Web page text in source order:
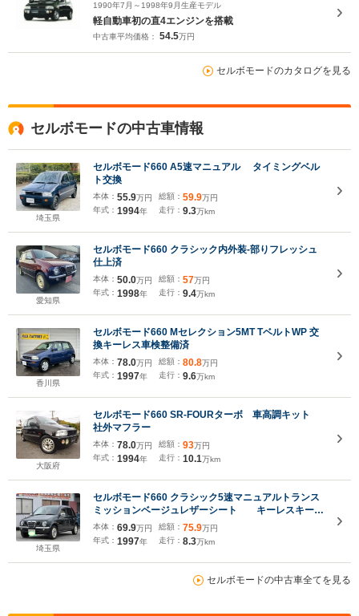
1990年7月～1998年9月生産モデル
軽自動車初の直4エンジンを搭載
中古車平均価格： 54.5万円
セルボモードのカタログを見る
セルボモードの中古車情報
埼玉県
セルボモード660 A5速マニュアル タイミングベル
ト交換
本体： 55.9万円
年式： 1994年
総額： 59.9万円
走行： 9.3万km
愛知県
セルボモード660 クラシック内外装-部りフレッシュ
仕上済
本体： 50.0万円
年式： 1998年
総額： 57万円
走行： 9.4万km
香川県
セルボモード660 Mセレクション5MT TベルトWP 交
換キーレス車検整備済
本体： 78.0万円
年式： 1997年
総額： 80.8万円
走行： 9.6万km
大阪府
セルボモード660 SR-FOURターボ 車高調キット
社外マフラー
本体： 78.0万円
年式： 1994年
総額： 93万円
走行： 10.1万km
埼玉県
セルボモード660 クラシック5速マニュアルトランス
ミッションベージュレザーシート キーレスキー
スペアキー
本体： 69.9万円
年式： 1997年
総額： 75.9万円
走行： 8.3万km
セルボモードの中古車全てを見る